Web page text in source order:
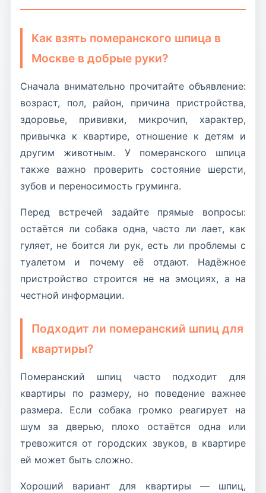
безопасно.
как ведёт себя за дверью, сколько гуляет и
нужен ли ему человек рядом большую часть
дня.
испуге. Фраза “подходит для семьи” без таких
деталей ничего не стоит. Для хорошего
выбора нужна реальная картина поведения.
понятным характером, честным описанием
здоровья и прозрачной передачей, чем
деталей. Для маленькой собаки-компаньона
важнее спокойная адаптация, безопасность и
совпадение с образом жизни будущего
владельца.
Как взять померанского шпица в
Москве в добрые руки?
Сначала внимательно прочитайте объявление:
возраст, пол, район, причина пристройства,
здоровье, прививки, микрочип, характер,
привычка к квартире, отношение к детям и
другим животным. У померанского шпица
также важно проверить состояние шерсти,
зубов и переносимость груминга.
Перед встречей задайте прямые вопросы:
остаётся ли собака одна, часто ли лает, как
гуляет, не боится ли рук, есть ли проблемы с
туалетом и почему её отдают. Надёжное
пристройство строится не на эмоциях, а на
честной информации.
Подходит ли померанский шпиц для
квартиры?
Померанский шпиц часто подходит для
квартиры по размеру, но поведение важнее
размера. Если собака громко реагирует на
шум за дверью, плохо остаётся одна или
тревожится от городских звуков, в квартире
ей может быть сложно.
Хороший вариант для квартиры — шпиц,